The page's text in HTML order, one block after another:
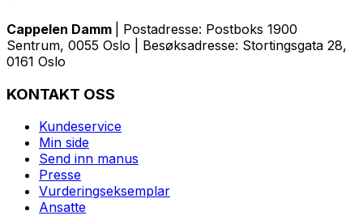
Cappelen Damm
| Postadresse: Postboks 1900
Sentrum, 0055 Oslo | Besøksadresse: Stortingsgata 28,
0161 Oslo
KONTAKT OSS
Kundeservice
Min side
Send inn manus
Presse
Vurderingseksemplar
Ansatte